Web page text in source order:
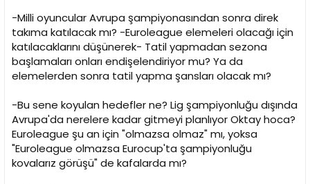
-Milli oyuncular Avrupa şampiyonasından sonra direk
takıma katılacak mı? -Euroleague elemeleri olacağı için
katılacaklarını düşünerek- Tatil yapmadan sezona
başlamaları onları endişelendiriyor mu? Ya da
elemelerden sonra tatil yapma şansları olacak mı?
-Bu sene koyulan hedefler ne? Lig şampiyonluğu dışında
Avrupa'da nerelere kadar gitmeyi planlıyor Oktay hoca?
Euroleague şu an için "olmazsa olmaz" mı, yoksa
"Euroleague olmazsa Eurocup'ta şampiyonluğu
kovalarız görüşü" de kafalarda mı?